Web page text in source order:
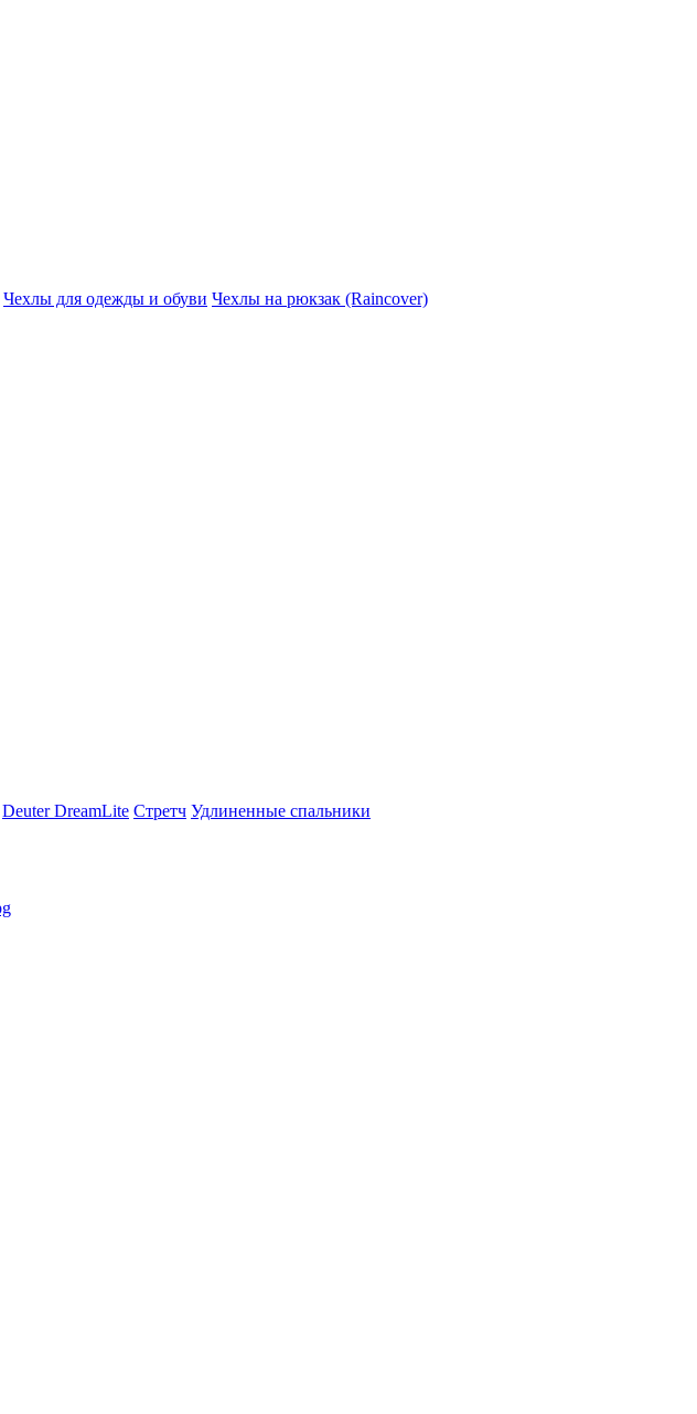
Чехлы для одежды и обуви Чехлы на рюкзак (Raincover)
Deuter DreamLite Стретч Удлиненные спальники